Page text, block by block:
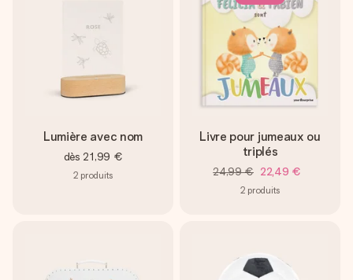
Lumière avec nom
dès 21,99 €
2 produits
Livre pour jumeaux ou
triplés
24,99 € 22,49 €
2 produits